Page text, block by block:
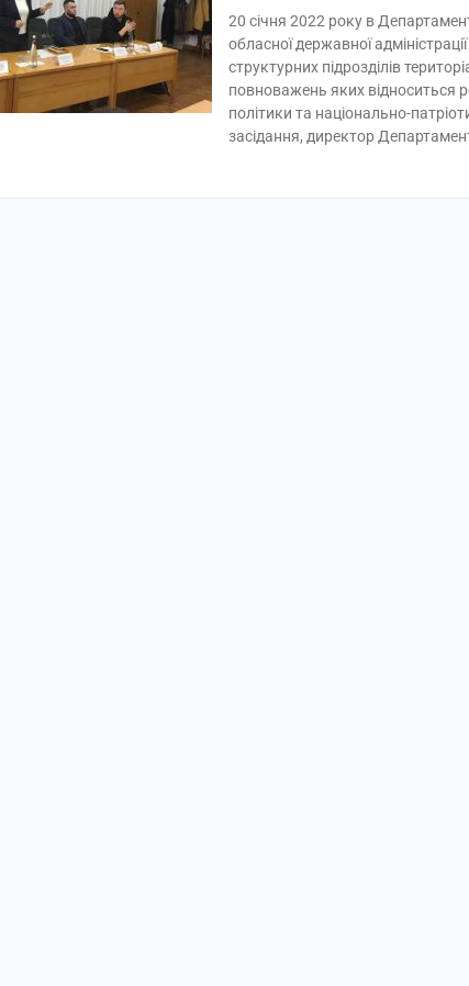
20 січня 2022 року в
обласної державної
структурних підрозділів
повноважень яких відноситься
політики та національно-
засідання, директор